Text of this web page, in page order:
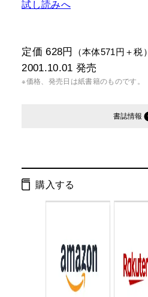
試し読みへ
定価 628円 （本体571円＋税）
2001.10.01 発売
※価格、発売日は紙書籍のものです。
書誌情報
ページ数：
判型：
購入する